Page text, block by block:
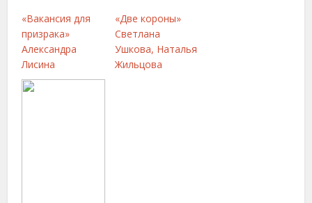
«Вакансия для
призрака»
Александра
Лисина
«Две короны»
Светлана
Ушкова, Наталья
Жильцова